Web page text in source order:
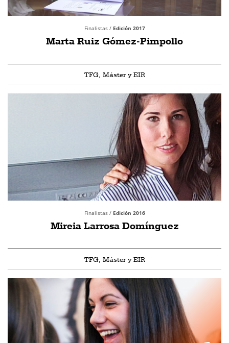
Finalistas / Edición 2017
Marta Ruiz Gómez-Pimpollo
TFG, Máster y EIR
Finalistas / Edición 2016
Mireia Larrosa Domínguez
TFG, Máster y EIR